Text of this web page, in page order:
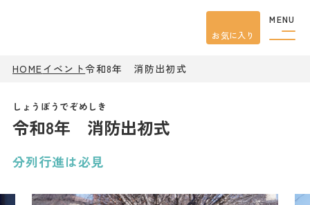
MENU
お気に入り
HOMEイベント令和8年 消防出初式
令和8年 消防出初式
分列行進は必見
観光案内
宿泊